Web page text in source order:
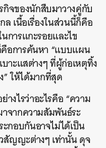
กิจของนักสืบมาวางคู่กับ
ล เนื้อเรื่องในส่วนนี้ก็คือ
การแกะรอยและไข
อการค้นหา “แบบแผน
าะแสต่างๆ ที่ผู้ก่อเหตุทิ้ง
” ให้ได้มากที่สุด
างไรว่าอะไรคือ “ความ
จากความสัมพันธ์ระ
กอบกันอาจไม่ได้เป็น
สัญญะต่างๆ เท่านั้น ดุจ